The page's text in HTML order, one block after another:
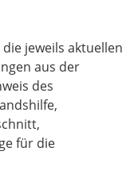
jeweils aktuellen
aus der
des
für die